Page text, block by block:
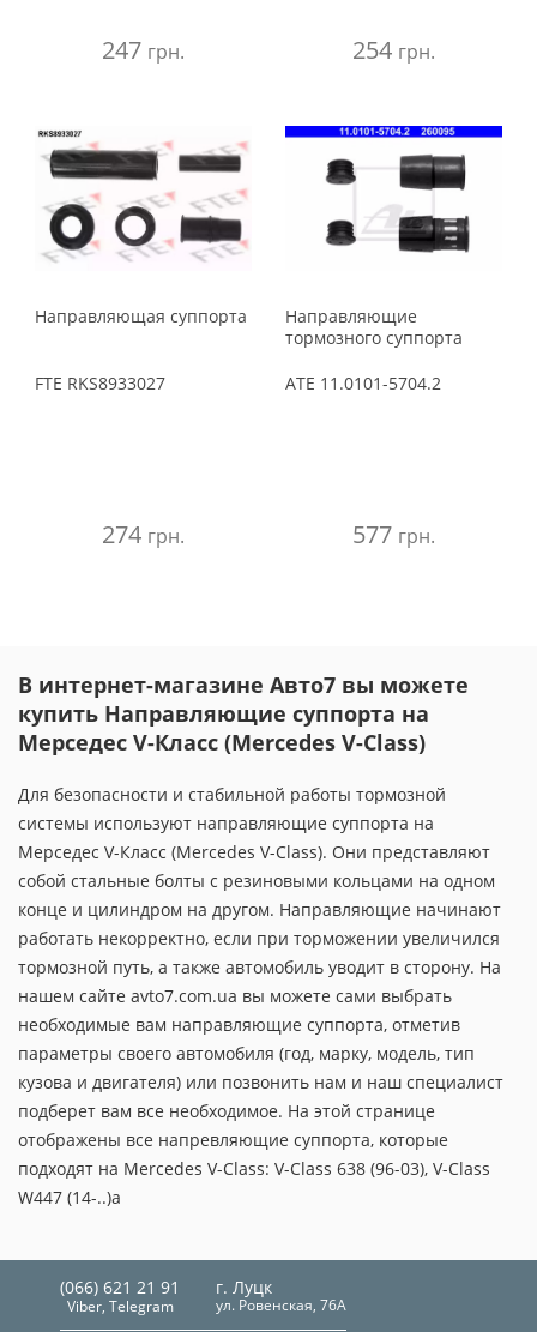
247 грн. 254 грн.
Направляющая суппорта
FTE RKS8933027
274 грн.
Направляющие
тормозного суппорта
ATE 11.0101-5704.2
577 грн.
В интернет-магазине Авто7 вы можете
купить Направляющие суппорта на
Мерседес V-Класс (Mercedes V-Class)
Для безопасности и стабильной работы тормозной
системы используют направляющие суппорта на
Мерседес V-Класс (Mercedes V-Class). Они представляют
собой стальные болты с резиновыми кольцами на одном
конце и цилиндром на другом. Направляющие начинают
работать некорректно, если при торможении увеличился
тормозной путь, а также автомобиль уводит в сторону. На
нашем сайте avto7.com.ua вы можете сами выбрать
необходимые вам направляющие суппорта, отметив
параметры своего автомобиля (год, марку, модель, тип
кузова и двигателя) или позвонить нам и наш специалист
подберет вам все необходимое. На этой странице
отображены все напревляющие суппорта, которые
подходят на Mercedes V-Class: V-Class 638 (96-03), V-Class
W447 (14-..)a
(066) 621 21 91
Viber, Telegram
г. Луцк
ул. Ровенская, 76А